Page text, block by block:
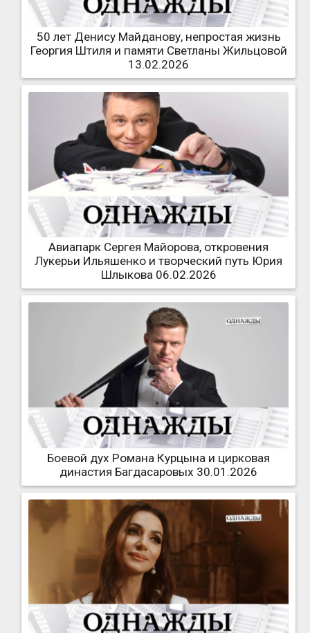
50 лет Денису Майданову, непростая жизнь
Георгия Штиля и памяти Светланы Жильцовой
13.02.2026
Авиапарк Сергея Майорова, откровения
Лукерьи Ильяшенко и творческий путь Юрия
Шлыкова 06.02.2026
Боевой дух Романа Курцына и цирковая
династия Багдасаровых 30.01.2026